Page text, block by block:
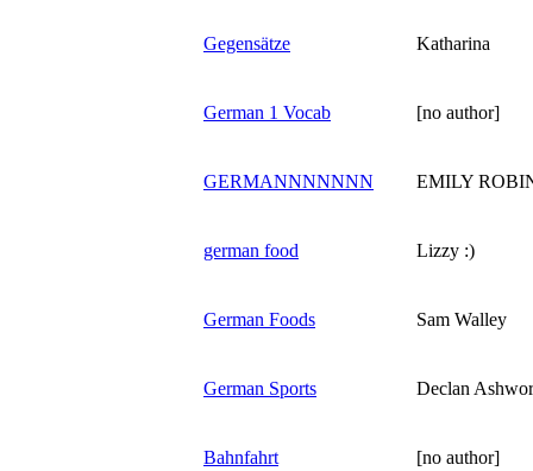
Gegensätze Katharina
German 1 Vocab [no author]
GERMANNNNNNN EMILY
german food Lizzy :)
German Foods Sam Walley
German Sports Declan
Bahnfahrt [no author]